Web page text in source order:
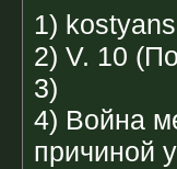
1) kostyans
2) V. 10
3)
4) Война
причиной